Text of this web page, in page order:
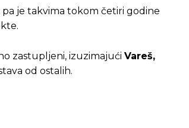
živi!
živi!
pa je takvima tokom četiri godine
zastupljeni, izuzimajući Vareš,
od ostalih.